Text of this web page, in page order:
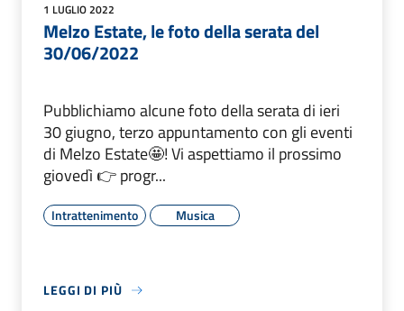
1 LUGLIO 2022
Melzo Estate, le foto della serata del
30/06/2022
Pubblichiamo alcune foto della serata di ieri
30 giugno, terzo appuntamento con gli eventi
di Melzo Estate🤩! Vi aspettiamo il prossimo
giovedì 👉 progr...
Intrattenimento Musica
LEGGI DI PIÙ